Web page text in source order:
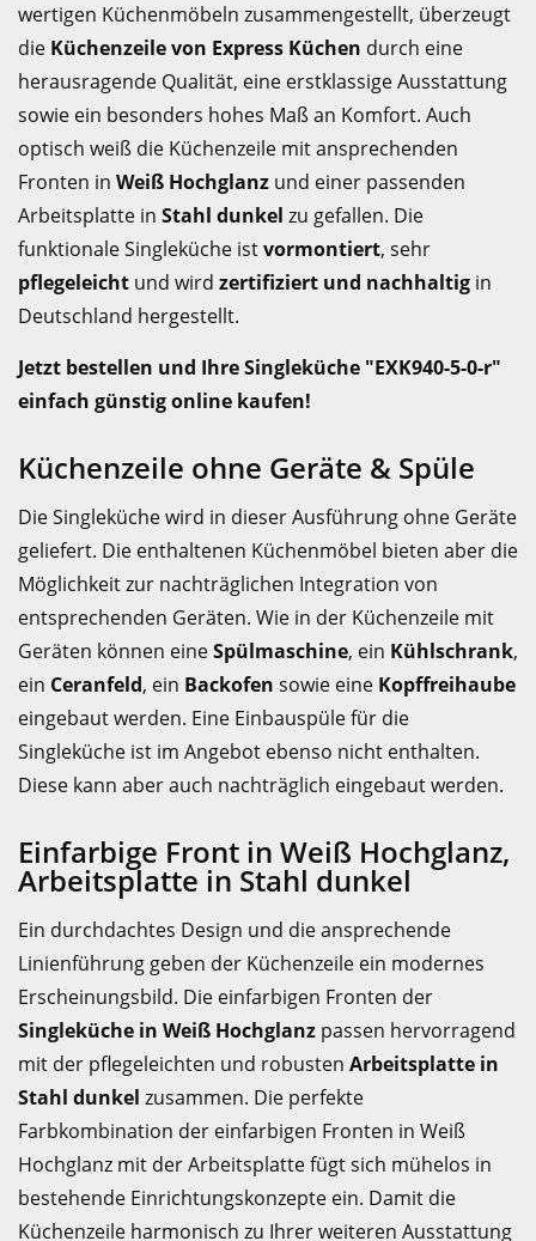
wertigen Küchenmöbeln zusammengestellt, überzeugt
die Küchenzeile von Express Küchen durch eine
herausragende Qualität, eine erstklassige Ausstattung
sowie ein besonders hohes Maß an Komfort. Auch
optisch weiß die Küchenzeile mit ansprechenden
Fronten in Weiß Hochglanz und einer passenden
Arbeitsplatte in Stahl dunkel zu gefallen. Die
funktionale Singleküche istvormontiert, sehr
pflegeleicht und wird zertifiziert und nachhaltig in
Deutschland hergestellt.
Jetzt bestellen und Ihre Singleküche "EXK940-5-0-r"
einfach günstig online kaufen!
Küchenzeile ohne Geräte & Spüle
Die Singleküche wird in dieser Ausführung ohne Geräte
geliefert. Die enthaltenen Küchenmöbel bieten aber die
Möglichkeit zur nachträglichen Integration von
entsprechenden Geräten. Wie in der Küchenzeile mit
Geräten können eineSpülmaschine, ein Kühlschrank,
ein Ceranfeld, ein Backofen sowie eine Kopffreihaube
eingebaut werden. Eine Einbauspüle für die
Singleküche ist im Angebot ebenso nicht enthalten.
Diese kann aber auch nachträglich eingebaut werden.
Einfarbige Front in Weiß Hochglanz,
Arbeitsplatte in Stahl dunkel
Ein durchdachtes Design und die ansprechende
Linienführung geben der Küchenzeile ein modernes
Erscheinungsbild. Die einfarbigen Fronten der
Singleküche in Weiß Hochglanz passen hervorragend
mit der pflegeleichten und robusten Arbeitsplatte in
Stahl dunkel zusammen. Die perfekte
Farbkombination der einfarbigen Fronten in Weiß
Hochglanz mit der Arbeitsplatte fügt sich mühelos in
bestehende Einrichtungskonzepte ein. Damit die
Küchenzeile harmonisch zu Ihrer weiteren Ausstattung